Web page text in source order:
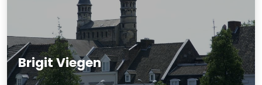
Brigit Viegen